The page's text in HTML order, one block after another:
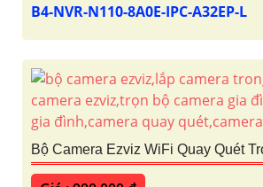
B4-NVR-N110-8A0E-IPC-A32EP-L
Bộ Camera Ezviz WiFi Quay Quét